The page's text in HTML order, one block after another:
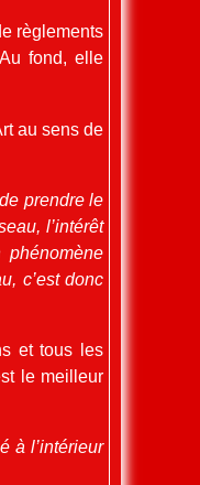
règlements
fond, elle
au sens de
prendre le
l’intérêt
c’est donc
et tous les
le meilleur
à l’intérieur